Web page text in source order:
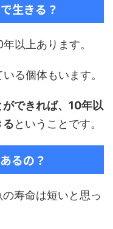
生きる？
以上あります。
る個体もいます。
できれば、10年以
るということです。
るの？
寿命は短いと思っ